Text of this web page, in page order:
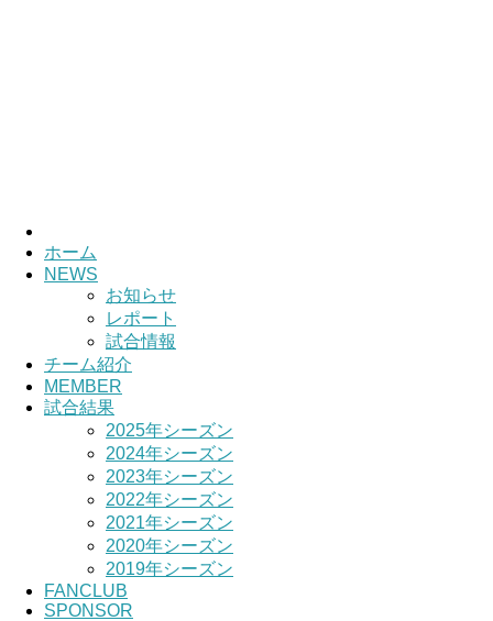
ホーム
NEWS
お知らせ
レポート
試合情報
チーム紹介
MEMBER
試合結果
2025年シーズン
2024年シーズン
2023年シーズン
2022年シーズン
2021年シーズン
2020年シーズン
2019年シーズン
FANCLUB
SPONSOR